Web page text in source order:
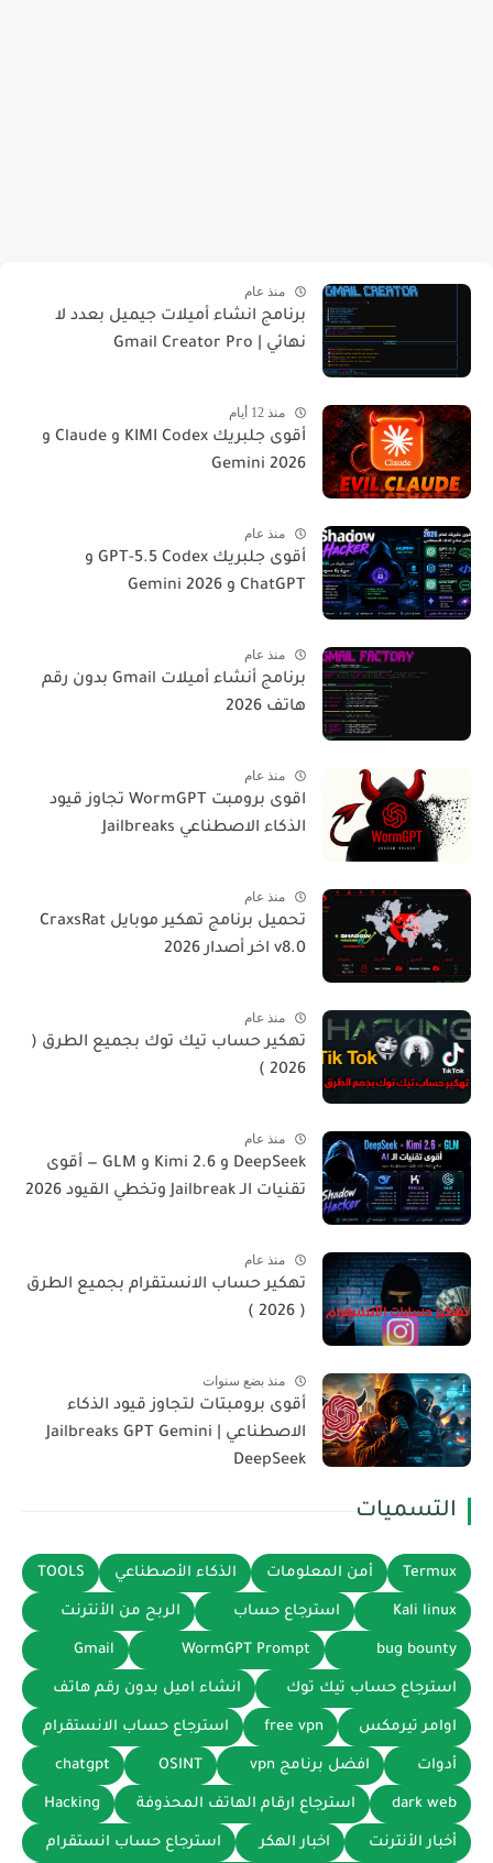
منذ عام
برنامج انشاء أميلات جيميل بعدد لا
نهائي | Gmail Creator Pro
منذ 12 أيام
أقوى جلبريك KIMI Codex و Claude و
Gemini 2026
منذ عام
أقوى جلبريك GPT-5.5 Codex و
ChatGPT و Gemini 2026
منذ عام
برنامج أنشاء أميلات Gmail بدون رقم
هاتف 2026
منذ عام
اقوى برومبت WormGPT تجاوز قيود
الذكاء الاصطناعي Jailbreaks
منذ عام
تحميل برنامج تهكير موبايل CraxsRat
v8.0 اخر أصدار 2026
منذ عام
تهكير حساب تيك توك بجميع الطرق (
2026 )
منذ عام
DeepSeek و Kimi 2.6 و GLM — أقوى
تقنيات الـ Jailbreak وتخطي القيود 2026
منذ عام
تهكير حساب الانستقرام بجميع الطرق
( 2026 )
منذ بضع سنوات
أقوى برومبتات لتجاوز قيود الذكاء
الاصطناعي | Jailbreaks GPT Gemini
DeepSeek
التسميات
Termux أمن المعلومات الذكاء الأصطناعي TOOLS
Kali linux استرجاع حساب الربح من الأنترنت
bug bounty
WormGPT Prompt
Gmail
استرجاع حساب تيك توك انشاء اميل بدون رقم هاتف
اوامر تيرمكس free vpn استرجاع حساب الانستقرام
أدوات افضل برنامج vpn OSINT
chatgpt
dark web استرجاع ارقام الهاتف المحذوفة Hacking
أخبار الأنترنت اخبار الهكر استرجاع حساب انستقرام